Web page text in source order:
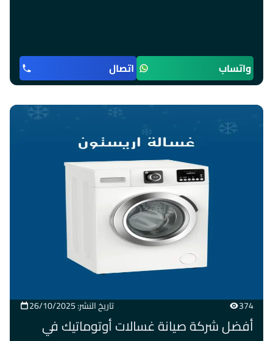
واتساب اتصال
374 تاريخ النشر: 26/10/2025
أفضل شركة صيانة غسالات أوتوماتيك في